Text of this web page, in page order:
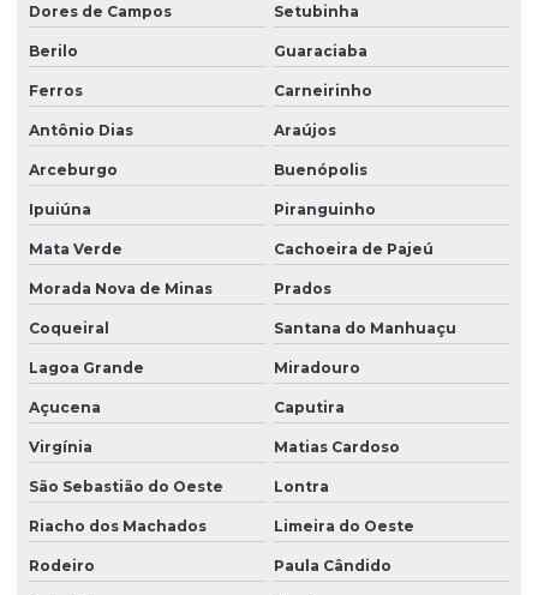
Dores de Campos Setubinha
Berilo Guaraciaba
Ferros Carneirinho
Antônio Dias Araújos
Arceburgo Buenópolis
Ipuiúna Piranguinho
Mata Verde Cachoeira de Pajeú
Morada Nova de Minas Prados
Coqueiral Santana do Manhuaçu
Lagoa Grande Miradouro
Açucena Caputira
Virgínia Matias Cardoso
São Sebastião do Oeste Lontra
Riacho dos Machados Limeira do Oeste
Rodeiro Paula Cândido